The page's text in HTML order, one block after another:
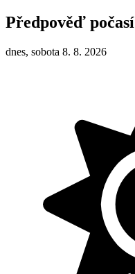
Předpověď počasí
dnes, sobota 8. 8. 2026